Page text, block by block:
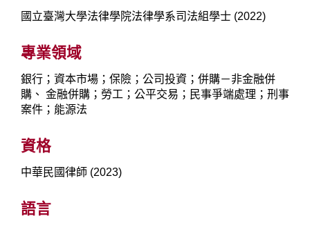
國立臺灣大學法律學院法律學系司法組學士 (2022)
專業領域
銀行；資本市場；保險；公司投資；併購－非金融併
購、 金融併購；勞工；公平交易；民事爭端處理；刑事
案件；能源法
資格
中華民國律師 (2023)
語言